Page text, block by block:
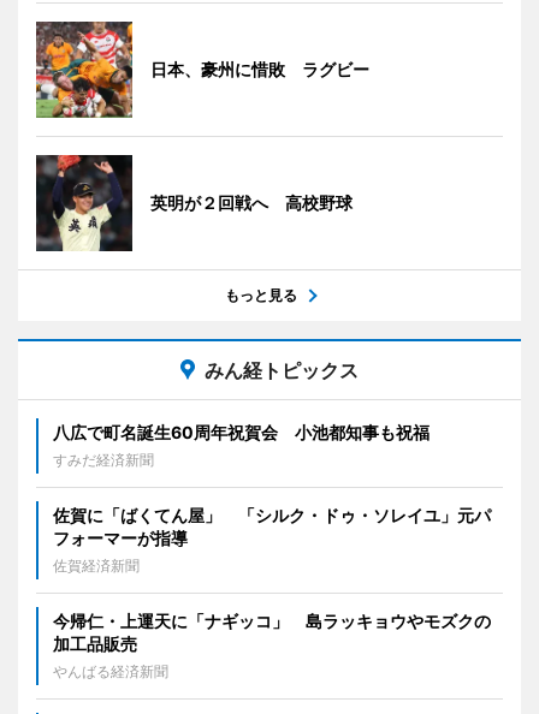
日本、豪州に惜敗 ラグビー
英明が２回戦へ 高校野球
もっと見る
みん経トピックス
八広で町名誕生60周年祝賀会 小池都知事も祝福
すみだ経済新聞
佐賀に「ばくてん屋」 「シルク・ドゥ・ソレイユ」元パ
フォーマーが指導
佐賀経済新聞
今帰仁・上運天に「ナギッコ」 島ラッキョウやモズクの
加工品販売
やんばる経済新聞